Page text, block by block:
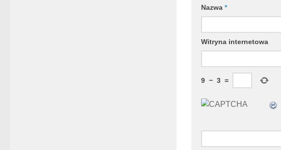
Nazwa *
Witryna internetowa
9 − 3 =